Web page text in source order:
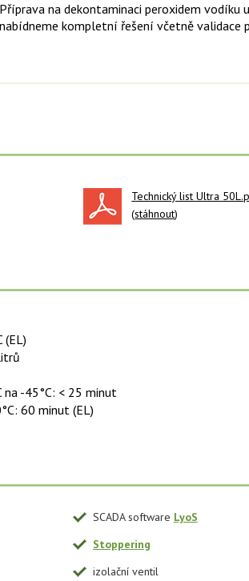
Příprava na dekontaminaci peroxidem
nabídneme kompletní řešení včetně validace
Technický list Ultra
(stáhnout)
(EL)
-45°C: < 25 minut
60 minut (EL)
SCADA software LyoS
Stoppering
izolační ventil